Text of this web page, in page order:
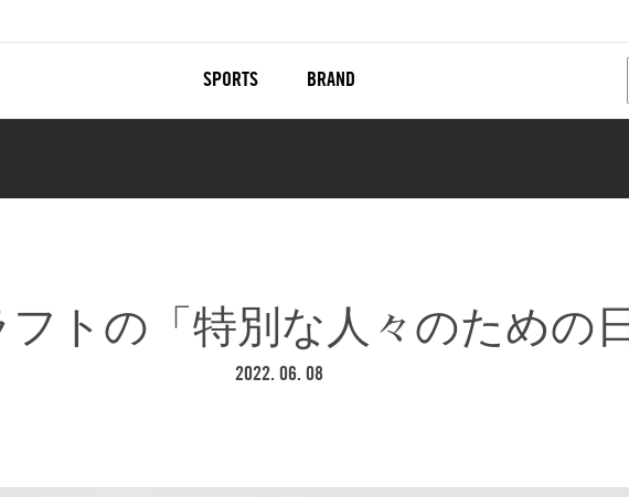
SPORTS BRAND
トの「特別な人々のための日
2022. 06. 08